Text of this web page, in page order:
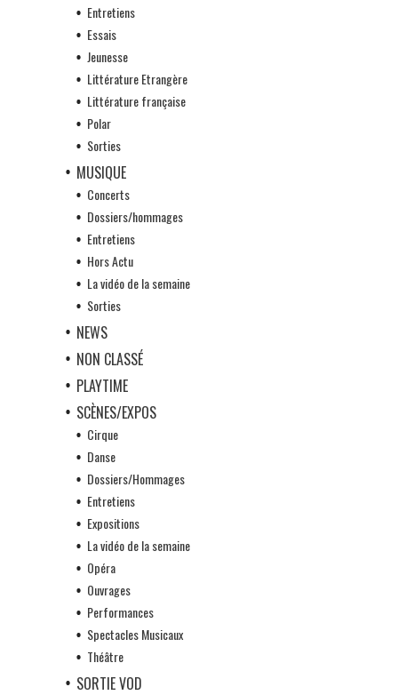
Entretiens
Essais
Jeunesse
Littérature Etrangère
Littérature française
Polar
Sorties
MUSIQUE
Concerts
Dossiers/hommages
Entretiens
Hors Actu
La vidéo de la semaine
Sorties
NEWS
NON CLASSÉ
PLAYTIME
SCÈNES/EXPOS
Cirque
Danse
Dossiers/Hommages
Entretiens
Expositions
La vidéo de la semaine
Opéra
Ouvrages
Performances
Spectacles Musicaux
Théâtre
SORTIE VOD